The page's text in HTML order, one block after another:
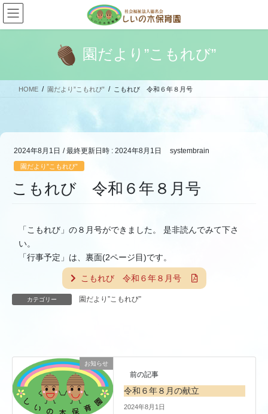
コ
ン
テ
ス
ナ
ビ
ゲ
ン
園だより”こもれび”
HOME 園だより”こもれび” こもれび 令和６年８月号
2024年8月1日 / 最終更新日時 : 2024年8月1日 systembrain
園だより”こもれび”
こもれび 令和６年８月号
「こもれび」の８月号ができました。 是非読んでみて下さ
い。
「行事予定」は、裏面(2ページ目)です。
こもれび 令和６年８月号
カテゴリー 園だより”こもれび”
お知らせ
前の記事
令和６年８月の献立
2024年8月1日